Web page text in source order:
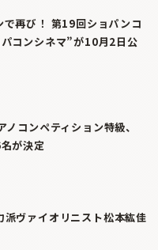
で再び！ 第19回ショパンコ
コンシネマ”が10月2日公
コンペティション特級、
が決定
派ヴァイオリニスト松本紘佳